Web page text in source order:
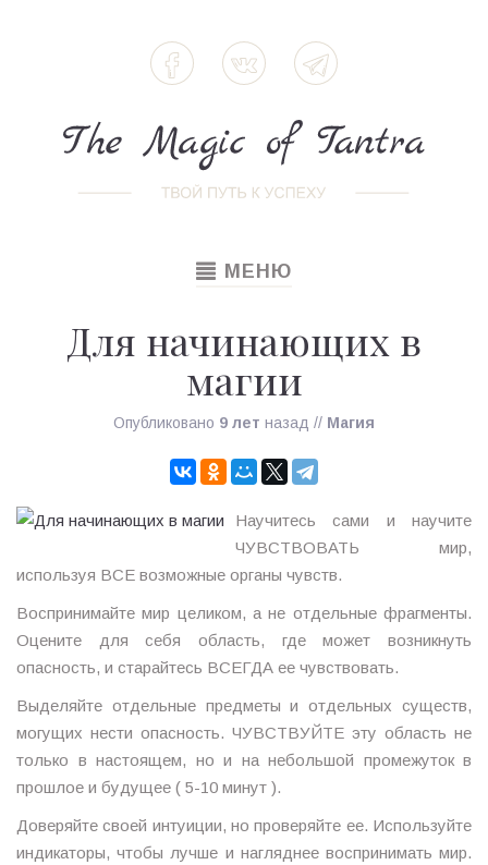
TOGGLE
МЕНЮ
Для начинающих в
магии
Опубликовано 9 лет назад // Магия
Научитесь сами и научите
ЧУВСТВОВАТЬ мир,
используя ВСЕ возможные органы чувств.
Воспринимайте мир целиком, а не отдельные фрагменты.
Оцените для себя область, где может возникнуть
опасность, и старайтесь ВСЕГДА ее чувствовать.
Выделяйте отдельные предметы и отдельных существ,
могущих нести опасность. ЧУВСТВУЙТЕ эту область не
только в настоящем, но и на небольшой промежуток в
прошлое и будущее ( 5-10 минут ).
Доверяйте своей интуиции, но проверяйте ее. Используйте
индикаторы, чтобы лучше и нагляднее воспринимать мир.